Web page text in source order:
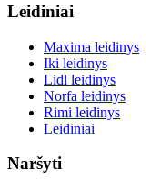
Leidiniai
Maxima leidinys
Iki leidinys
Lidl leidinys
Norfa leidinys
Rimi leidinys
Leidiniai
Naršyti